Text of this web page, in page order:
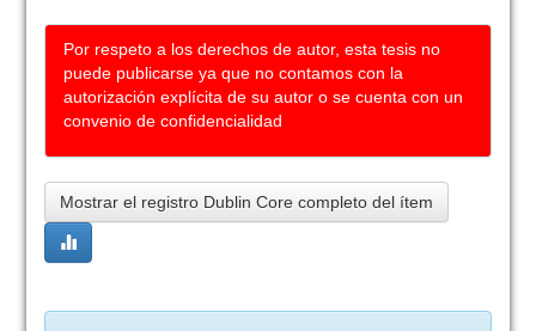
Por respeto a los derechos de autor, esta tesis no
puede publicarse ya que no contamos con la
autorización explícita de su autor o se cuenta con un
convenio de confidencialidad
Mostrar el registro Dublin Core completo del ítem